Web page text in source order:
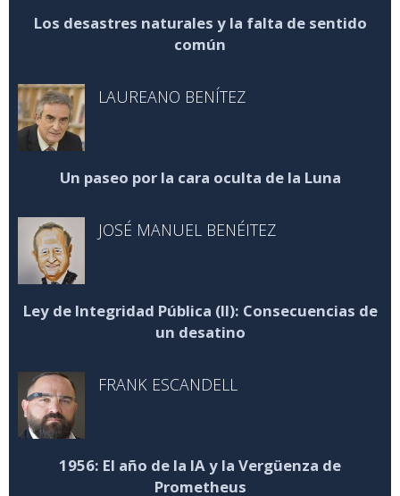
Los desastres naturales y la falta de sentido
común
LAUREANO BENÍTEZ
Un paseo por la cara oculta de la Luna
JOSÉ MANUEL BENÉITEZ
Ley de Integridad Pública (II): Consecuencias de
un desatino
FRANK ESCANDELL
1956: El año de la IA y la Vergüenza de
Prometheus